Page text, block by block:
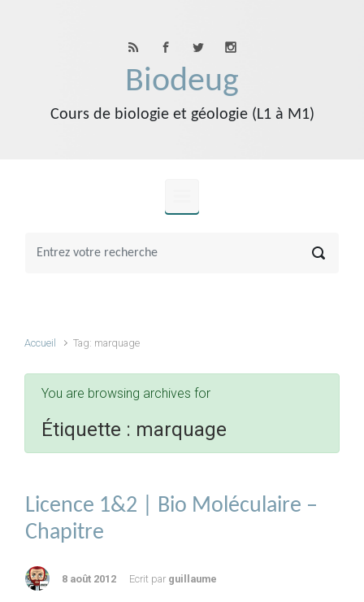
Biodeug
Cours de biologie et géologie (L1 à M1)
Accueil Tag: marquage
You are browsing archives for
Étiquette : marquage
Licence 1&2 | Bio Moléculaire –
Chapitre
8 août 2012 Ecrit par guillaume